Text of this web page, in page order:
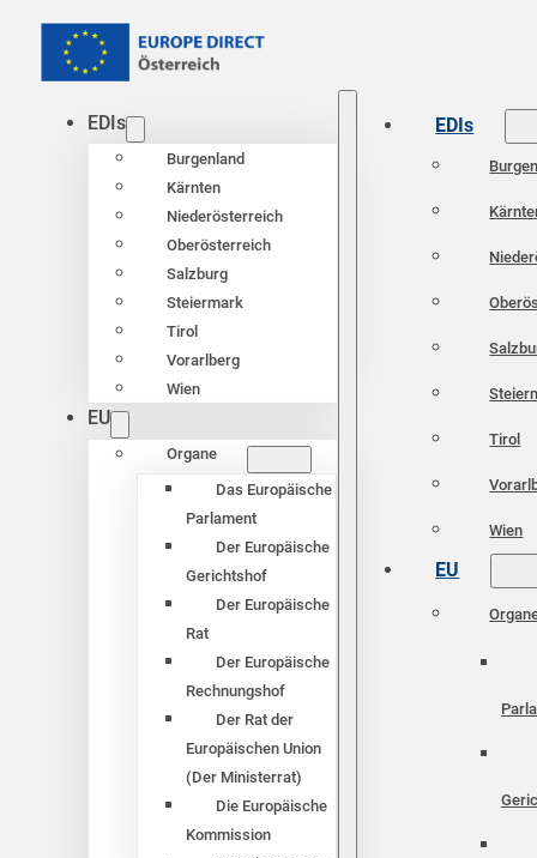
EDIs
Burgenland
Kärnten
Niederösterreich
Oberösterreich
Salzburg
Steiermark
Tirol
Vorarlberg
Wien
EU
Organe
Das Europäische
Parlament
Der Europäische
Gerichtshof
Der Europäische
Rat
Der Europäische
Rechnungshof
Der Rat der
Europäischen Union
(Der Ministerrat)
Die Europäische
Kommission
EDIs
Tirol
Wien
EU